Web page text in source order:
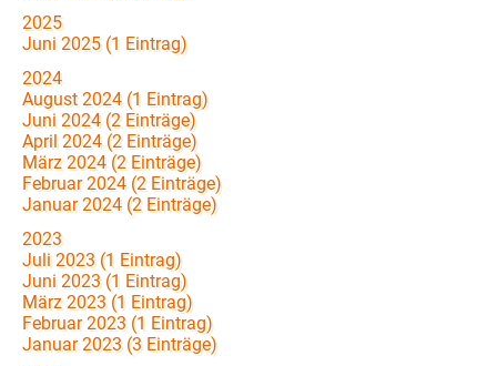
2025
Juni 2025 (1 Eintrag)
2024
August 2024 (1 Eintrag)
Juni 2024 (2 Einträge)
April 2024 (2 Einträge)
März 2024 (2 Einträge)
Februar 2024 (2 Einträge)
Januar 2024 (2 Einträge)
2023
Juli 2023 (1 Eintrag)
Juni 2023 (1 Eintrag)
März 2023 (1 Eintrag)
Februar 2023 (1 Eintrag)
Januar 2023 (3 Einträge)
kreatives Gestalten
Ernährung
Entspannung
Ehrenmitglieder
Ziele & Aufgaben
Spenden & Fördern
aus den Medien
zertifizierte Krebszentren